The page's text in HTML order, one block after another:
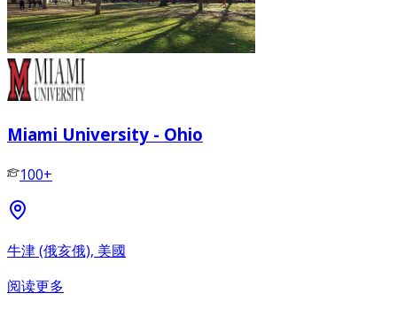
Miami University - Ohio
100+
牛津 (俄亥俄), 美國
阅读更多